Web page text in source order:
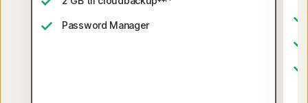
Password Manager